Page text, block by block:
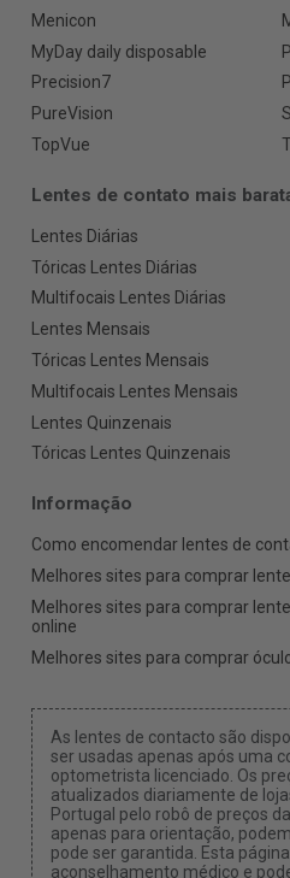
Menicon
MyDay daily disposable
Precision7
PureVision
TopVue
Lentes de contato mais
Lentes Diárias
Tóricas Lentes Diárias
Multifocais Lentes Diárias
Lentes Mensais
Tóricas Lentes Mensais
Multifocais Lentes Mensais
Lentes Quinzenais
Tóricas Lentes Quinzenais
Informação
Como encomendar lentes de
Melhores sites para comprar
Melhores sites para comprar
online
Melhores sites para comprar
As lentes de contacto são
ser usadas apenas após uma
optometrista licenciado. Os
atualizados diariamente de
Portugal pelo robô de preços
apenas para orientação,
pode ser garantida. Esta
aconselhamento médico e